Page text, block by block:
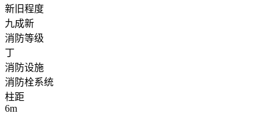
新旧程度
九成新
消防等级
丁
消防设施
消防栓系统
柱距
6m